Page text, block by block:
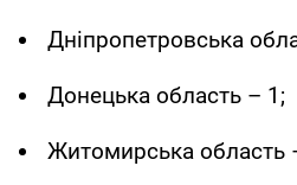
Дніпропетровська
Донецька область – 1;
Житомирська область